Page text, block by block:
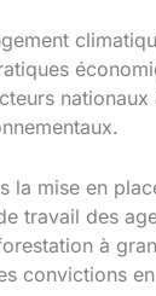
la mise en
travail des
à
convictions